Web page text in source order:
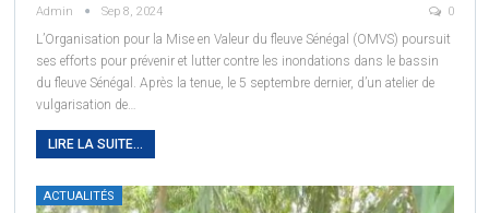
Admin Sep 8, 2024 0
L’Organisation pour la Mise en Valeur du fleuve Sénégal (OMVS) poursuit
ses efforts pour prévenir et lutter contre les inondations dans le bassin
du fleuve Sénégal. Après la tenue, le 5 septembre dernier, d’un atelier de
vulgarisation de…
LIRE LA SUITE...
ACTUALITÉS